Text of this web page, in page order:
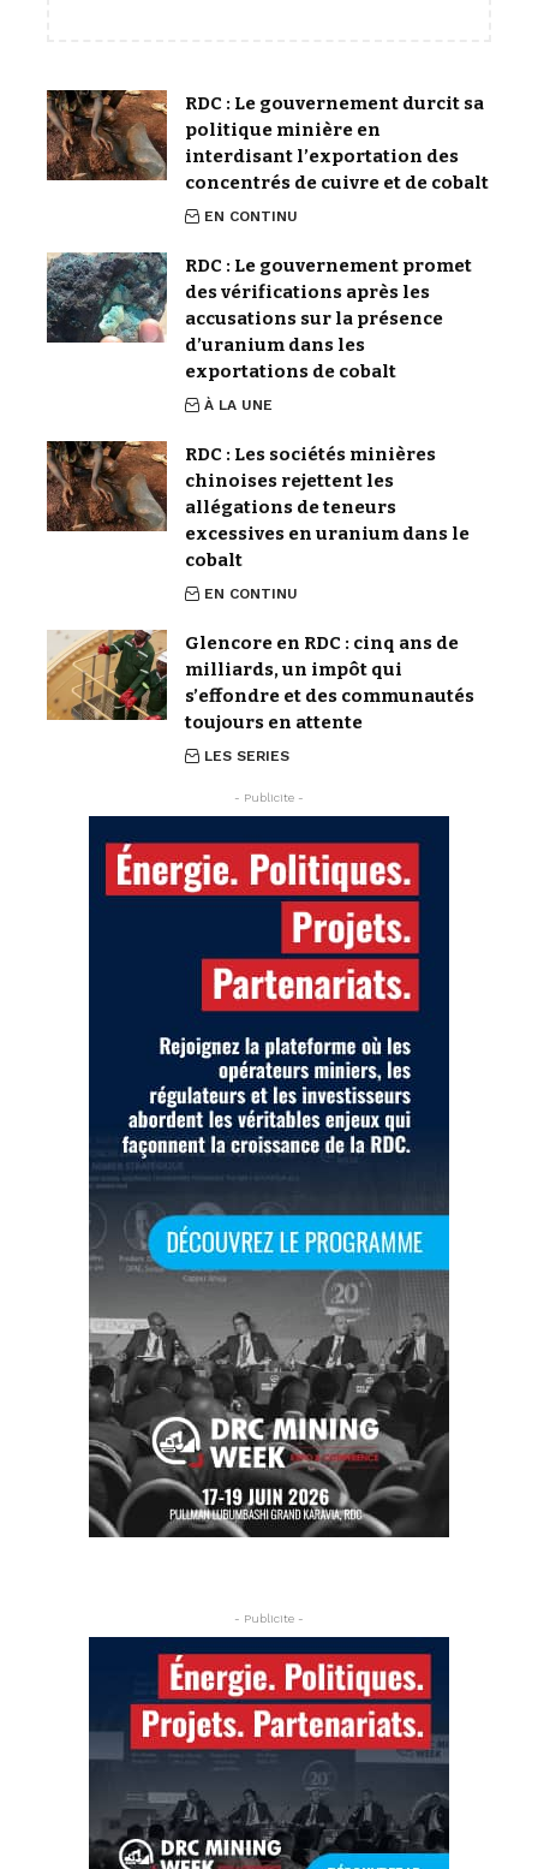
RDC : Le gouvernement durcit sa
politique minière en
interdisant l’exportation des
concentrés de cuivre et de cobalt
EN CONTINU
RDC : Le gouvernement promet
des vérifications après les
accusations sur la présence
d’uranium dans les
exportations de cobalt
À LA UNE
RDC : Les sociétés minières
chinoises rejettent les
allégations de teneurs
excessives en uranium dans le
cobalt
EN CONTINU
Glencore en RDC : cinq ans de
milliards, un impôt qui
s’effondre et des communautés
toujours en attente
LES SERIES
- Publicite -
- Publicite -